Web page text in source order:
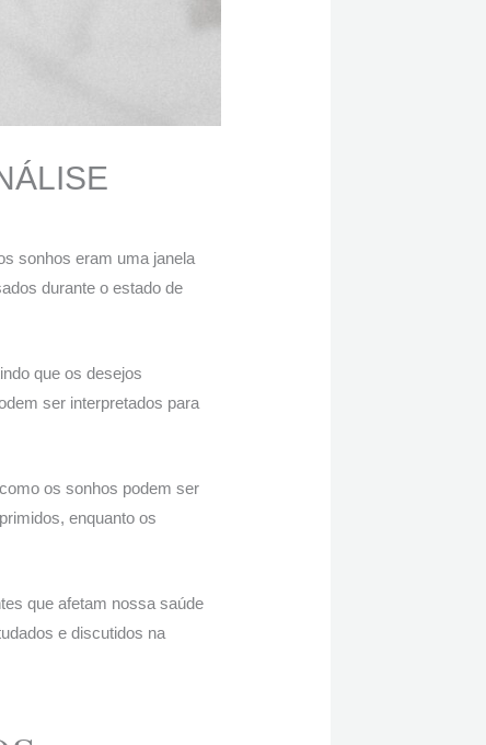
sonhos eram uma janela
​​durante o estado de
que os desejos
ser interpretados para
os sonhos podem ser
enquanto os
que afetam nossa saúde
e discutidos na